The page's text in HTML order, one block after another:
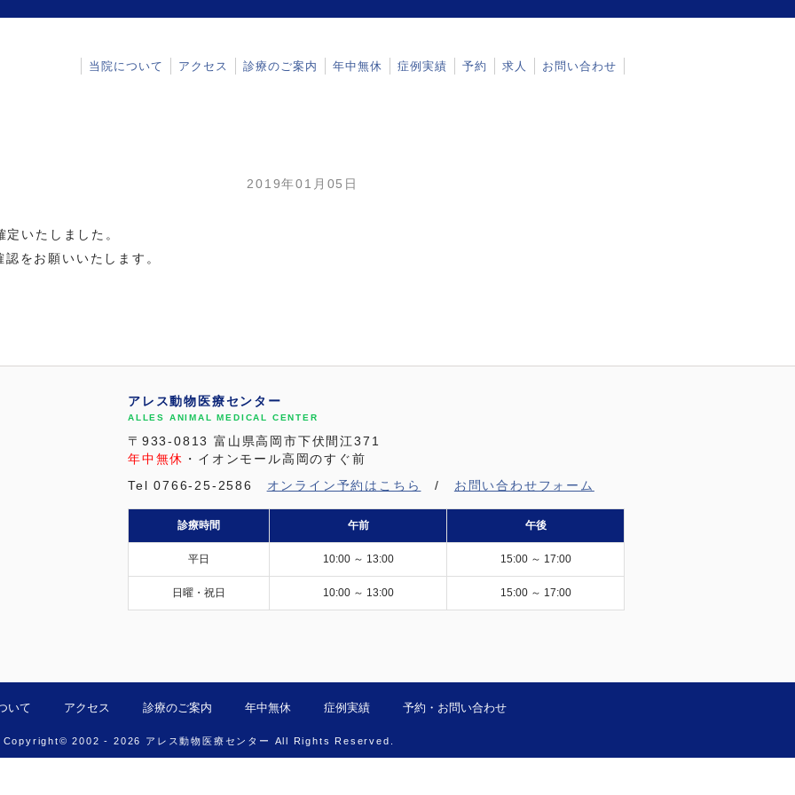
当院について アクセス 診療のご案内 年中無休 症例実績 予約 求人 お問い合わせ
2019年01月05日
いたしました。
をお願いいたします。
アレス動物医療センター
ALLES ANIMAL MEDICAL CENTER
〒933-0813 富山県高岡市下伏間江371
年中無休 ・イオンモール高岡のすぐ前
Tel 0766-25-2586 オンライン予約はこちら / お問い合わせフォーム
診療時間 午前 午後
平日 10:00 ～ 13:00 15:00 ～ 17:00
日曜・祝日 10:00 ～ 13:00 15:00 ～ 17:00
いて アクセス 診療のご案内 年中無休 症例実績 予約・お問い合わせ
Copyright© 2002 - 2026 アレス動物医療センター All Rights Reserved.